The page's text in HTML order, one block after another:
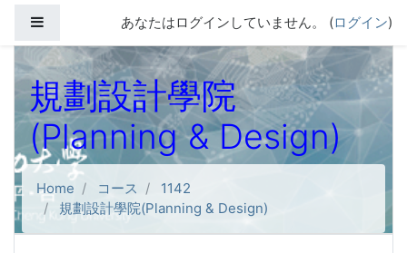
サイドパネルあなたはログインしていません。 (ログイン)
規劃設計學院
(Planning & Design)
Home コース
1142
規劃設計學院(Planning & Design)